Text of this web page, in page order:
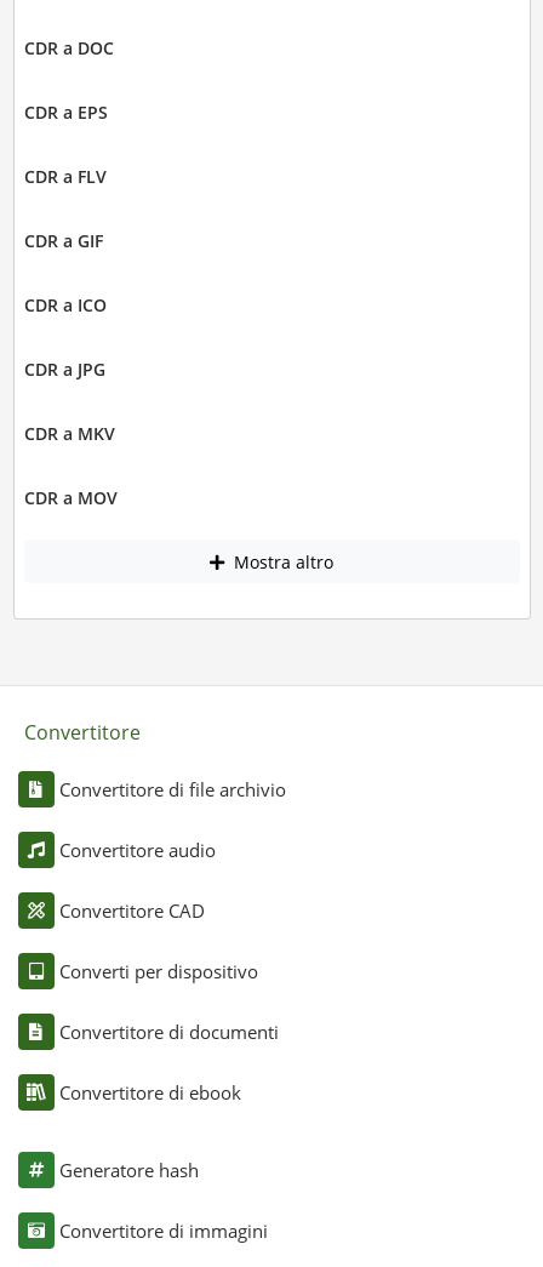
CDR a DOC
CDR a EPS
CDR a FLV
CDR a GIF
CDR a ICO
CDR a JPG
CDR a MKV
CDR a MOV
Mostra altro
Convertitore
Convertitore di file archivio
Convertitore audio
Convertitore CAD
Converti per dispositivo
Convertitore di documenti
Convertitore di ebook
Generatore hash
Convertitore di immagini